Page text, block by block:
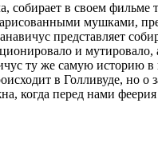
в своем фильме
мушками,
представляет
и
ту же самую историю в
в Голливуде, но о
когда перед нами